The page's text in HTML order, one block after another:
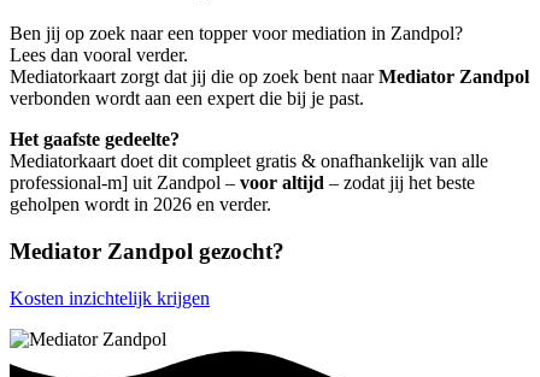
Ben jij op zoek naar een topper voor mediation in Zandpol?
Lees dan vooral verder.
Mediatorkaart zorgt dat jij die op zoek bent naarMediator Zandpol
verbonden wordt aan een expert die bij je past.
Het gaafste gedeelte?
Mediatorkaart doet dit compleet gratis & onafhankelijk van alle
professional-m] uit Zandpol – voor altijd – zodat jij het beste
geholpen wordt in 2026 en verder.
Mediator Zandpol gezocht?
Kosten inzichtelijk krijgen